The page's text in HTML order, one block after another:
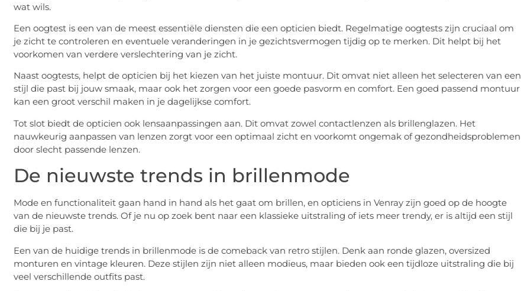
wat wils.
Een oogtest is een van de meest essentiële diensten die een opticien biedt. Regelmatige oogtests zijn cruciaal om
je zicht te controleren en eventuele veranderingen in je gezichtsvermogen tijdig op te merken. Dit helpt bij het
voorkomen van verdere verslechtering van je zicht.
Naast oogtests, helpt de opticien bij het kiezen van het juiste montuur. Dit omvat niet alleen het selecteren van een
stijl die past bij jouw smaak, maar ook het zorgen voor een goede pasvorm en comfort. Een goed passend montuur
kan een groot verschil maken in je dagelijkse comfort.
Tot slot biedt de opticien ook lensaanpassingen aan. Dit omvat zowel contactlenzen als brillenglazen. Het
nauwkeurig aanpassen van lenzen zorgt voor een optimaal zicht en voorkomt ongemak of gezondheidsproblemen
door slecht passende lenzen.
De nieuwste trends in brillenmode
Mode en functionaliteit gaan hand in hand als het gaat om brillen, en opticiens in Venray zijn goed op de hoogte
van de nieuwste trends. Of je nu op zoek bent naar een klassieke uitstraling of iets meer trendy, er is altijd een stijl
die bij je past.
Een van de huidige trends in brillenmode is de comeback van retro stijlen. Denk aan ronde glazen, oversized
monturen en vintage kleuren. Deze stijlen zijn niet alleen modieus, maar bieden ook een tijdloze uitstraling die bij
veel verschillende outfits past.